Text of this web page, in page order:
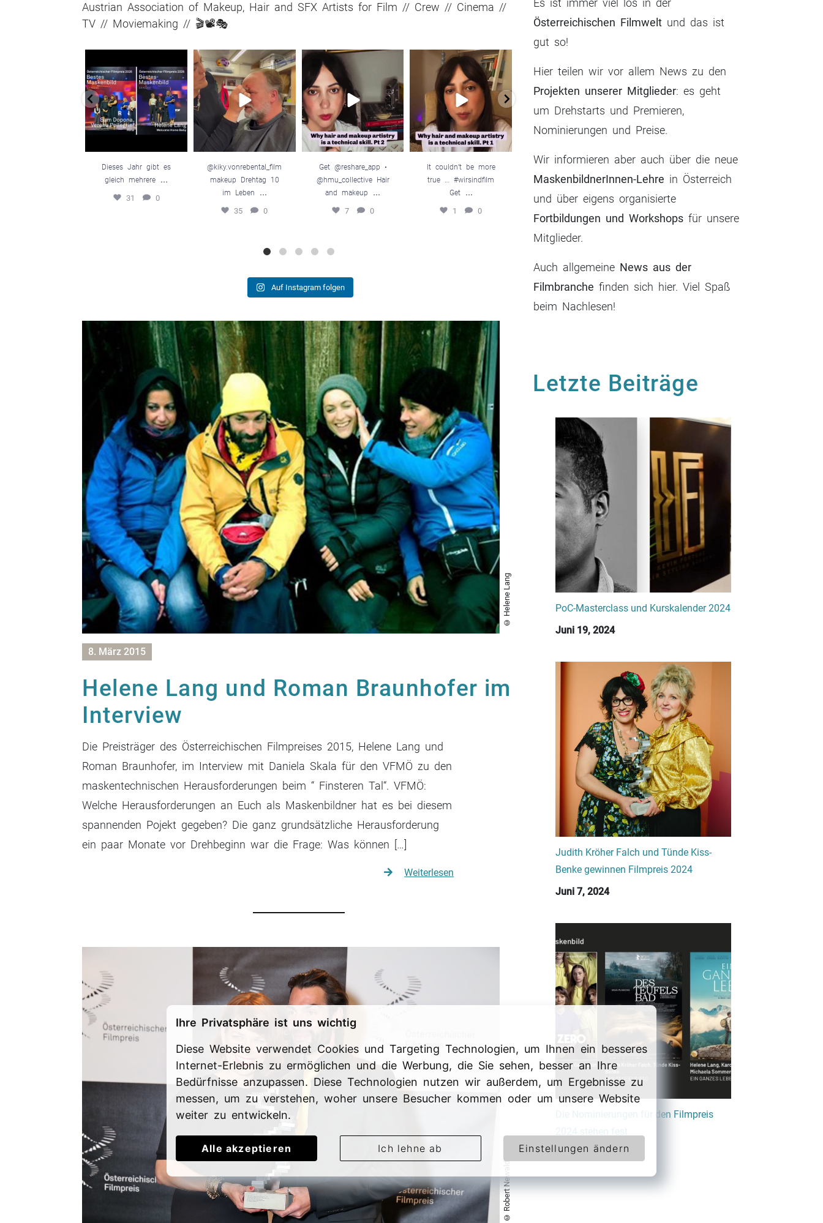
Ihre Privatsphäre ist uns wichtig
Diese Website verwendet Cookies und Targeting Technologien, um Ihnen ein besseres
Internet-Erlebnis zu ermöglichen und die Werbung, die Sie sehen, besser an Ihre
Bedürfnisse anzupassen. Diese Technologien nutzen wir außerdem, um Ergebnisse zu
messen, um zu verstehen, woher unsere Besucher kommen oder um unsere Website
weiter zu entwickeln.
Alle akzeptieren Ich lehne ab Einstellungen ändern
Austrian Association of Makeup, Hair and SFX Artists for Film // Crew // Cinema //
TV // Moviemaking // 🎬📽️🎭
gleich mehrere...
31 0
Dieses Jahr gibt es
gleich mehrere
...
31 0
@kiky.vonrebental_fil
mmakeup Drehtag
10 im Leben...
35 0
@kiky.vonrebental_film
makeup Drehtag 10
im Leben
...
35 0
Get @reshare_app •
@hmu_collective
Hair and makeup...
7
Get @reshare_app •
@hmu_collective Hair
and makeup
...
7 0
It couldn’t be more
true … #wirsindfilm
Get...
1
It couldn’t be more
true … #wirsindfilm
Get
...
1 0
ewerkschaft Die EU-
Kommission
5 1
erkschaft Die EU-
Kommission
...
st Avoid beginner
mistakes!
3
Avoid beginner
mistakes!
Auf Instagram folgen
© Helene Lang
8. März 2015
Helene Lang und Roman Braunhofer im
Interview
Die Preisträger des Österreichischen Filmpreises 2015, Helene Lang und
Roman Braunhofer, im Interview mit Daniela Skala für den VFMÖ zu den
maskentechnischen Herausforderungen beim “ Finsteren Tal“. VFMÖ:
Welche Herausforderungen an Euch als Maskenbildner hat es bei diesem
spannenden Pojekt gegeben? Die ganz grundsätzliche Herausforderung
ein paar Monate vor Drehbeginn war die Frage: Was können […]
Weiterlesen
© Robert Newald
Es ist immer viel los in der
Österreichischen Filmwelt und das ist
gut so!
Hier teilen wir vor allem News zu den
Projekten unserer Mitglieder: es geht
um Drehstarts und Premieren,
Nominierungen und Preise.
Wir informieren aber auch über die neue
MaskenbildnerInnen-Lehre in Österreich
und über eigens organisierte
Fortbildungen und Workshops für unsere
Mitglieder.
Auch allgemeine News aus der
Filmbranche finden sich hier. Viel Spaß
beim Nachlesen!
Letzte Beiträge
PoC-Masterclass und Kurskalender 2024
Juni 19, 2024
Judith Kröher Falch und Tünde Kiss-
Benke gewinnen Filmpreis 2024
Juni 7, 2024
Die Nominierungen für den Filmpreis
April 12, 2024